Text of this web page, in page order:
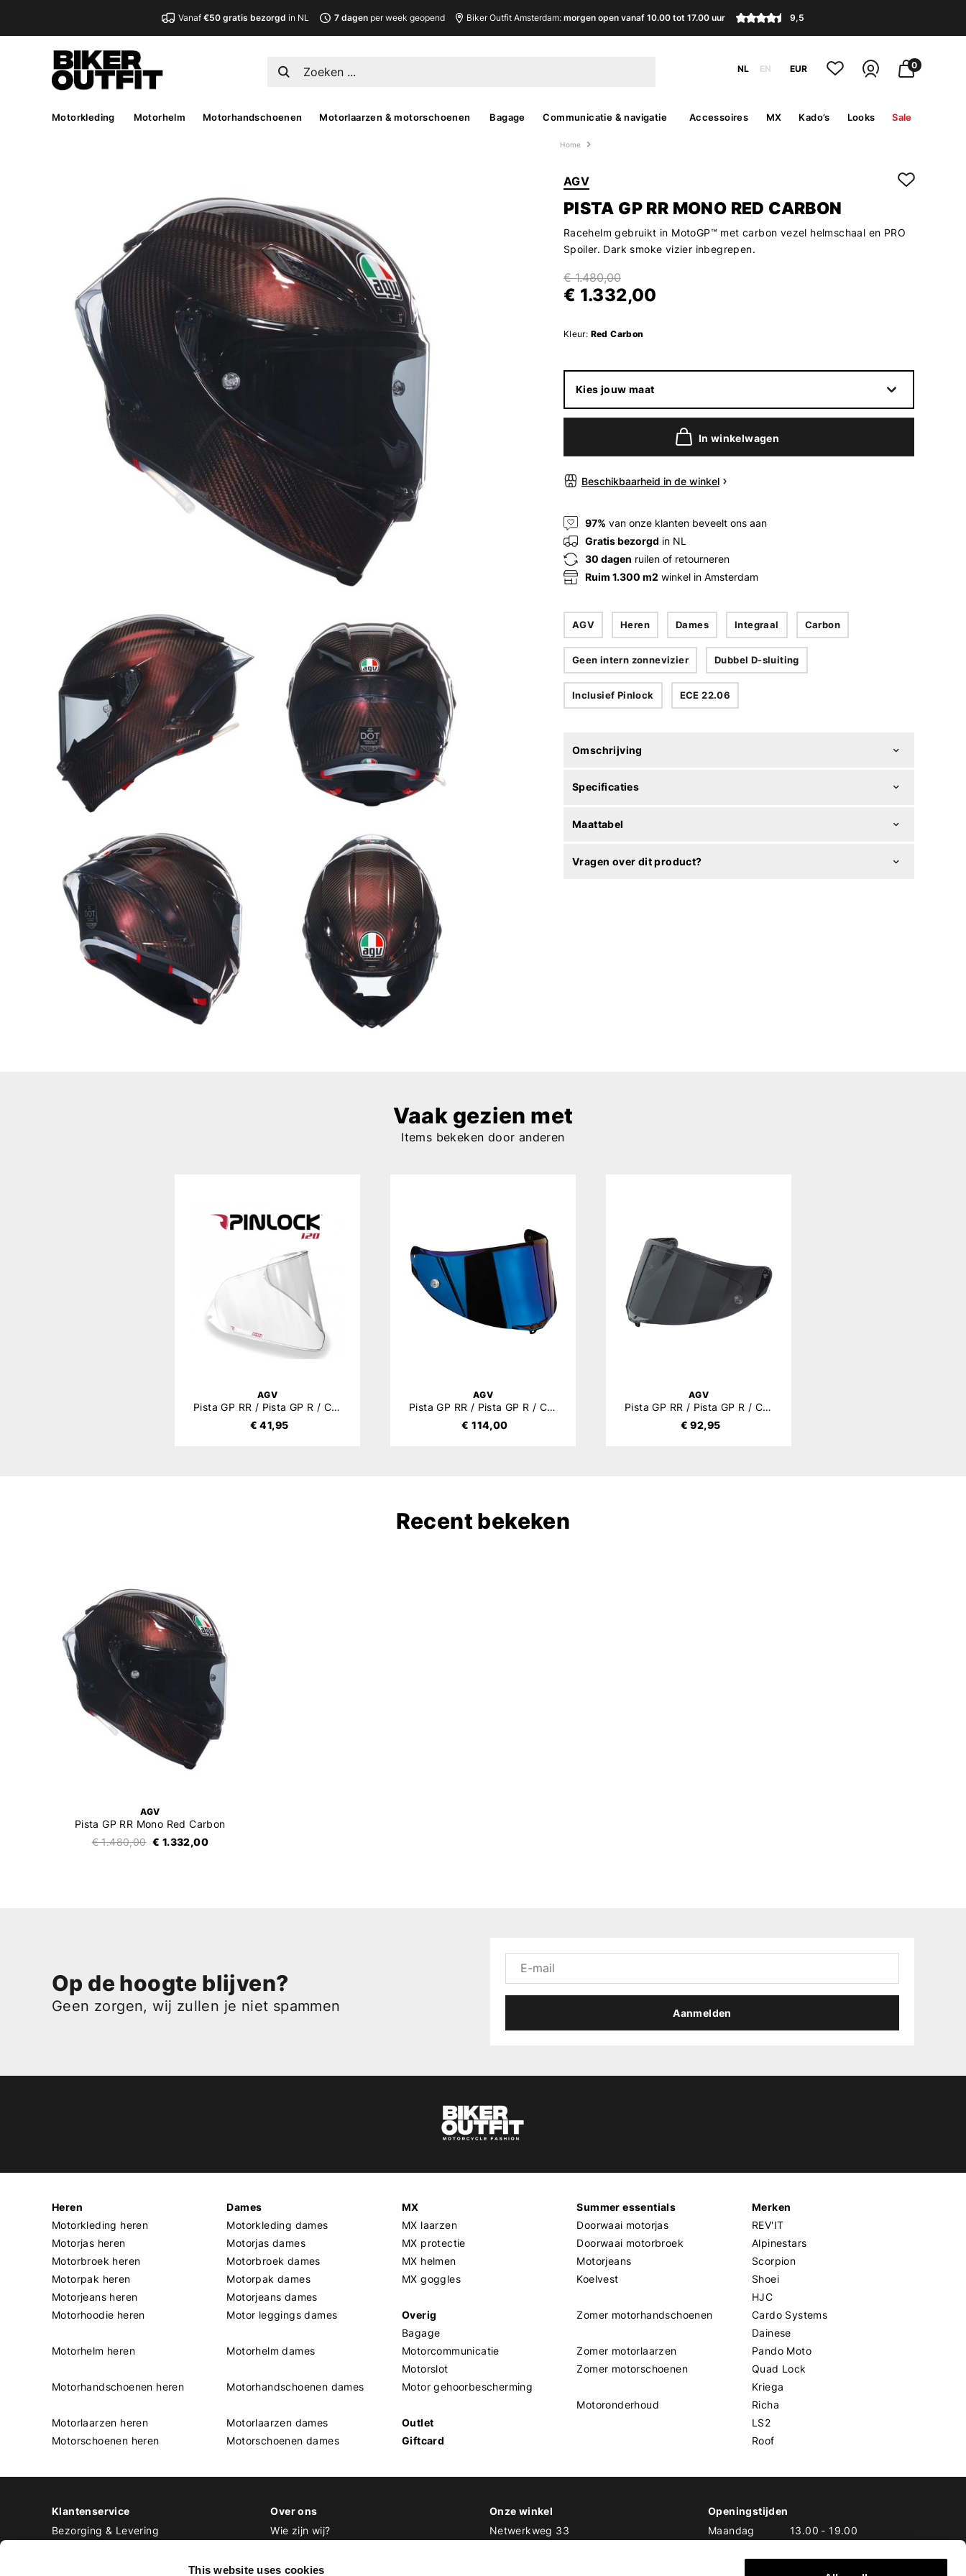
This website uses cookies
Vanaf€50 gratis bezorgd in NL 7 dagenper week geopend Biker Outfit Amsterdam: morgen open vanaf 10.00 tot 17.00 uur 9,5
NL EN EUR 0
Motorkleding Motorhelm Motorhandschoenen Motorlaarzen & motorschoenen Bagage Communicatie & navigatie Accessoires MX Kado’s Looks Sale
Home
AGV
PISTA GP RR MONO RED CARBON
Racehelm gebruikt in MotoGP™ met carbon vezel helmschaal en PRO
Spoiler. Dark smoke vizier inbegrepen.
€ 1.480,00
€ 1.332,00
Kleur: Red Carbon
Kies jouw maat
In winkelwagen
Beschikbaarheid in de winkel
97% van onze klanten beveelt ons aan
Gratis bezorgd in NL
30 dagen ruilen of retourneren
Ruim 1.300 m2 winkel in Amsterdam
AGV Heren Dames Integraal Carbon
Geen intern zonnevizier Dubbel D-sluiting
Inclusief Pinlock ECE 22.06
Omschrijving
Specificaties
Maattabel
Vragen over dit product?
Vaak gezien met
Items bekeken door anderen
AGV
Pista GP RR / Pista GP R / Corsa R Pinlock 120
€ 41,95
AGV
Pista GP RR / Pista GP R / Corsa R Vizier Mirror
€ 114,00
AGV
Pista GP RR / Pista GP R / Corsa R Vizier
€ 92,95
Recent bekeken
AGV
Pista GP RR Mono Red Carbon
€ 1.480,00 € 1.332,00
Op de hoogte blijven?
Geen zorgen, wij zullen je niet spammen Aanmelden
Heren
Motorkleding heren
Motorjas heren
Motorbroek heren
Motorpak heren
Motorjeans heren
Motorhoodie heren
Motorhelm heren
Motorhandschoenen heren
Motorlaarzen heren
Motorschoenen heren
Dames
Motorkleding dames
Motorjas dames
Motorbroek dames
Motorpak dames
Motorjeans dames
Motor leggings dames
Motorhelm dames
Motorhandschoenen dames
Motorlaarzen dames
Motorschoenen dames
MX
MX laarzen
MX protectie
MX helmen
MX goggles
Overig
Bagage
Motorcommunicatie
Motorslot
Motor gehoorbescherming
Outlet
Giftcard
Summer essentials
Doorwaai motorjas
Doorwaai motorbroek
Motorjeans
Koelvest
Zomer motorhandschoenen
Zomer motorlaarzen
Zomer motorschoenen
Motoronderhoud
Merken
REV'IT
Alpinestars
Scorpion
Shoei
HJC
Cardo Systems
Dainese
Pando Moto
Quad Lock
Kriega
Richa
LS2
Roof
Klantenservice
Bezorging & Levering
Over ons
Wie zijn wij?
Werken bij Biker Outfit
Onze winkel
Netwerkweg 33
Openingstijden
Maandag
13.00 - 19.00
Woensdag
10.00-19.00